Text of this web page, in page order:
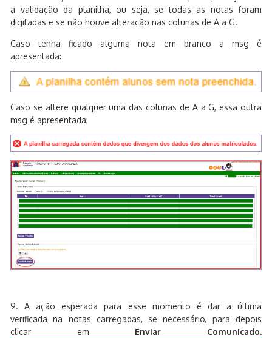
a validação da planilha, ou seja, se todas as notas foram
digitadas e se não houve alteração nas colunas de A a G.
Caso tenha ficado alguma nota em branco a msg é
apresentada:
Caso se altere qualquer uma das colunas de A a G, essa outra
msg é apresentada:
9. A ação esperada para esse momento é dar a última
verificada na notas carregadas, se necessário, para depois
clicar em Enviar Comunicado.